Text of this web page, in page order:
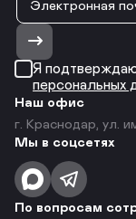
Я
персональных
Наш офис
г. Краснодар, ул.
Мы в соцсетях
По вопросам